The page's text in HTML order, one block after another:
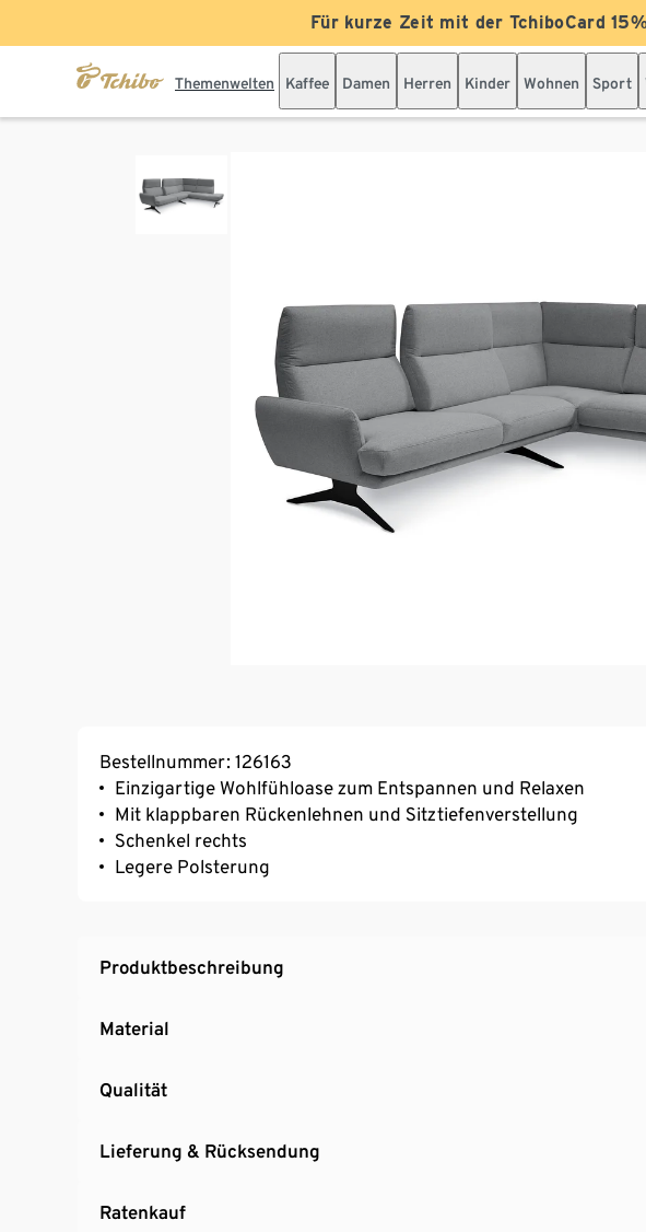
Für kurze Zeit mit der TchiboCard
Themenwelten Kaffee Damen Herren Kinder Wohnen Sport
Bestellnummer: 126163
Einzigartige Wohlfühloase zum Entspannen und Relaxen
Mit klappbaren Rückenlehnen und Sitztiefenverstellung
Schenkel rechts
Legere Polsterung
Produktbeschreibung
Material
Qualität
Lieferung & Rücksendung
Ratenkauf